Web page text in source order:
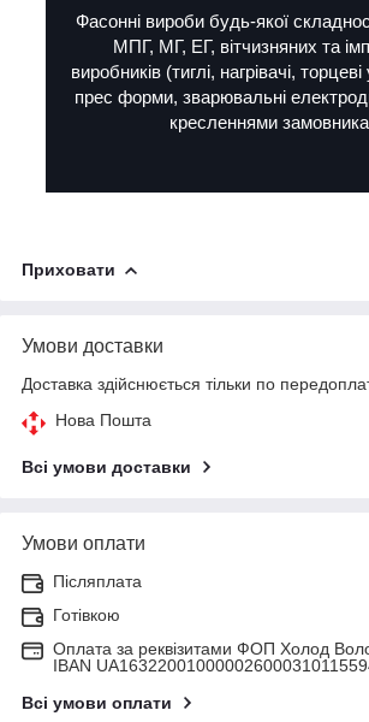
Фасонні вироби будь-якої
МПГ, МГ, ЕГ, вітчизняних та
виробників (тиглі, нагрівачі,
прес форми, зварювальні
кресленнями замовника
Приховати
Умови доставки
Доставка здійснюється тільки по
Нова Пошта
Всі умови доставки
Умови оплати
Післяплата
Готівкою
Оплата за реквізитами ФОП Холод
IBAN
Всі умови оплати